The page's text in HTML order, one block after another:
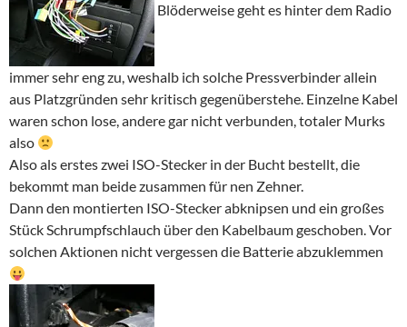
Blöderweise geht es hinter dem Radio
immer sehr eng zu, weshalb ich solche Pressverbinder allein
aus Platzgründen sehr kritisch gegenüberstehe. Einzelne Kabel
waren schon lose, andere gar nicht verbunden, totaler Murks
also
Also als erstes zwei ISO-Stecker in der Bucht bestellt, die
bekommt man beide zusammen für nen Zehner.
Dann den montierten ISO-Stecker abknipsen und ein großes
Stück Schrumpfschlauch über den Kabelbaum geschoben. Vor
solchen Aktionen nicht vergessen die Batterie abzuklemmen